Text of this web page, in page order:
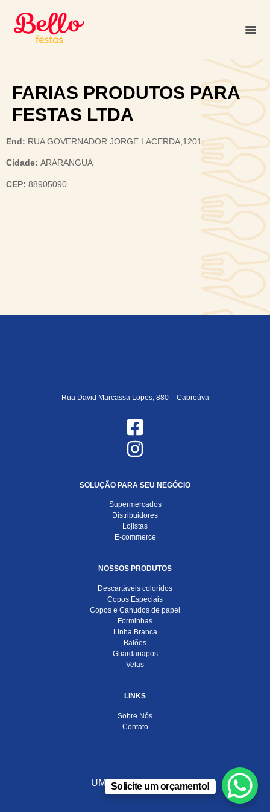
FARIAS PRODUTOS PARA
FESTAS LTDA
End: RUA GOVERNADOR JORGE LACERDA,1201
Cidade: ARARANGUÁ
CEP: 88905090
Rua David Marcassa Lopes, 880 – Cabreúva
SOLUÇÃO PARA SEU NEGÓCIO
Supermercados
Distribuidores
Lojistas
E-commerce
NOSSOS PRODUTOS
Descartáveis coloridos
Copos Especiais
Copos e Canudos de papel
Forminhas
Linha Branca
Balões
Guardanapos
Velas
LINKS
Sobre Nós
Contato
UMA EMPRESA DO
Solicite um orçamento!